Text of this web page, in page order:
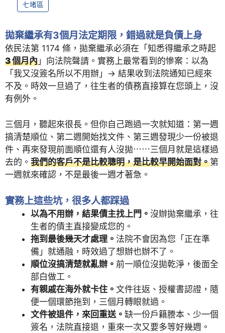
七堵區
拋棄繼承有3個月法定期限，錯過就是負債上身
依民法第 1174 條，拋棄繼承必須在「知悉得繼承之時起
3 個月內 」向法院聲請。實務上最常看到的慘案：以為
「我又沒簽名所以不用辦」→ 結果收到法院通知已經來
不及。時效一旦過了，往生者的債務直接算在您頭上，沒
有例外。
三個月，聽起來很長。但你自己跑過一次就知道：第一週
搞清楚順位、第二週開始找文件、第三週發現少一份被退
件、再來發現前面順位還有人沒拋⋯⋯三個月就是這樣過
去的。 我們的客戶不是比較聰明，是比較早開始面對。第
一週就來確認，不是最後一週才著急。
實務上這些坑，很多人都踩過
以為不用辦，結果債主找上門。 沒辦拋棄繼承，往
生者的債主直接變成您的。
拖到最後幾天才處理。 法院不會因為您「正在準
備」就通融，時效過了想辦也辦不了。
順位沒搞清楚就亂辦。 前一順位沒拋乾淨，後面全
部白做工。
有親戚在海外就卡住。 文件往返、授權書認證，隨
便一個環節拖到，三個月轉眼就過。
文件被退件，來回重送。 缺一份戶籍謄本、少一個
簽名，法院直接退，重來一次又要多等好幾週。